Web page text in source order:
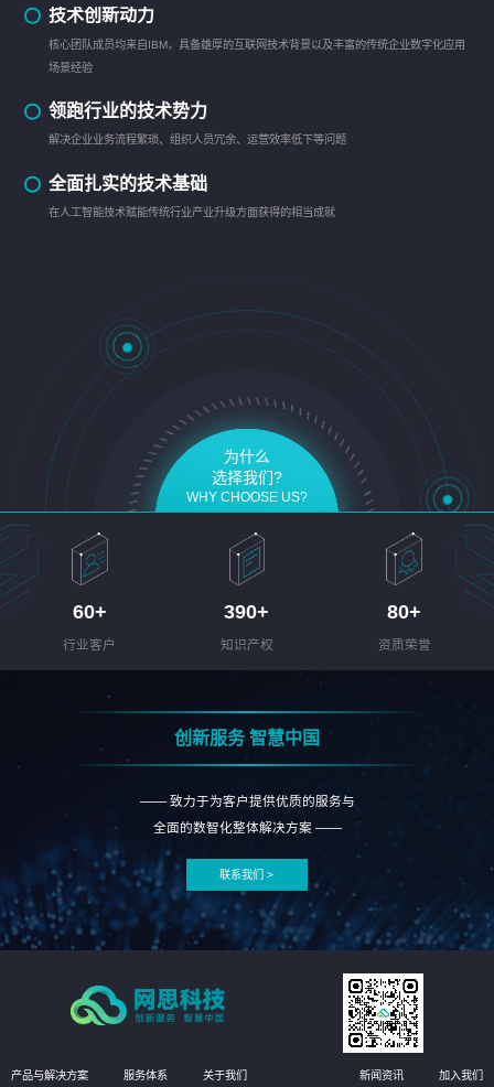
技术创新动力
核心团队成员均来自IBM，具备雄厚的互联网技术背景以及丰富的传统企业数字化应用
场景经验
领跑行业的技术势力
解决企业业务流程繁琐、组织人员冗余、运营效率低下等问题
全面扎实的技术基础
在人工智能技术赋能传统行业产业升级方面获得的相当成就
为什么
选择我们?
WHY CHOOSE US?
60+
行业客户
390+
知识产权
80+
资质荣誉
创新服务 智慧中国
—— 致力于为客户提供优质的服务与
全面的数智化整体解决方案 ——
联系我们 >
产品与解决方案 服务体系 关于我们 新闻资讯 加入我们